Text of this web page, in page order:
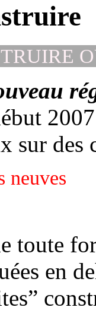
sur
neuves
toute
en